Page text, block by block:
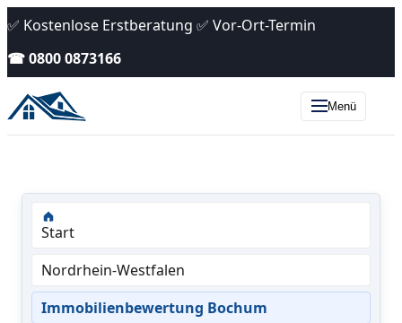
✅ Kostenlose Erstberatung ✅ Vor-Ort-Termin
☎ 0800 0873166
Menü
Start
Nordrhein-Westfalen
Immobilienbewertung Bochum